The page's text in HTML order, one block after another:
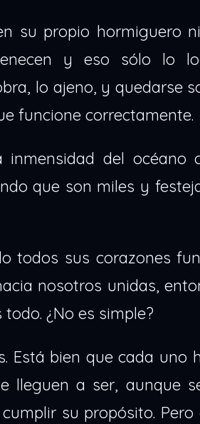
su propio hormiguero
y eso sólo lo
lo ajeno, y quedarse
funcione correctamente.
del océano
que son miles y
todos sus corazones
nosotros unidas,
¿No es simple?
Está bien que cada uno
lleguen a ser, aunque
su propósito. Pero